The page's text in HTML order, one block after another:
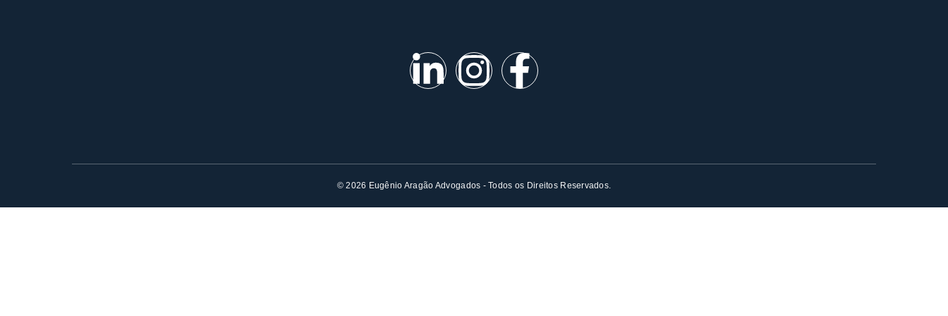
© 2026 Eugênio Aragão Advogados - Todos os Direitos Reservados.